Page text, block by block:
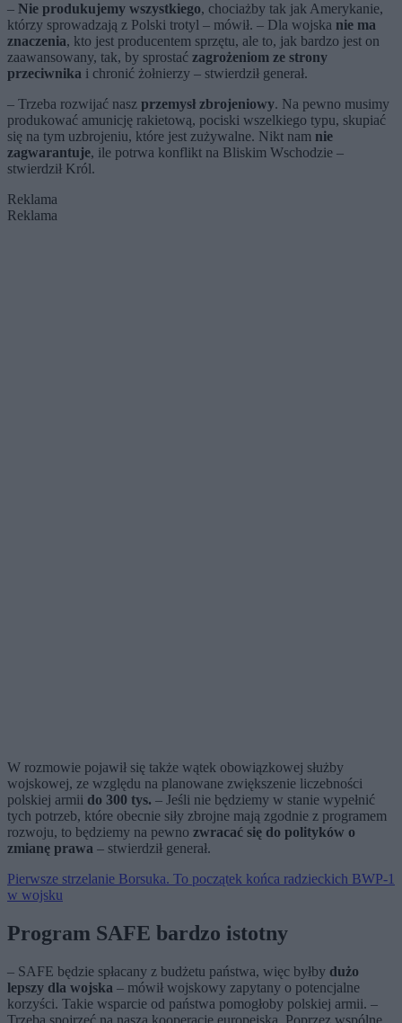
– Nie produkujemy wszystkiego, chociażby tak jak Amerykanie,
którzy sprowadzają z Polski trotyl – mówił. – Dla wojska nie ma
znaczenia, kto jest producentem sprzętu, ale to, jak bardzo jest on
zaawansowany, tak, by sprostać zagrożeniom ze strony
przeciwnika i chronić żołnierzy – stwierdził generał.
– Trzeba rozwijać nasz przemysł zbrojeniowy. Na pewno musimy
produkować amunicję rakietową, pociski wszelkiego typu, skupiać
się na tym uzbrojeniu, które jest zużywalne. Nikt nam nie
zagwarantuje, ile potrwa konflikt na Bliskim Wschodzie –
stwierdził Król.
Reklama
Reklama
W rozmowie pojawił się także wątek obowiązkowej służby
wojskowej, ze względu na planowane zwiększenie liczebności
polskiej armii do 300 tys. – Jeśli nie będziemy w stanie wypełnić
tych potrzeb, które obecnie siły zbrojne mają zgodnie z programem
rozwoju, to będziemy na pewno zwracać się do polityków o
zmianę prawa – stwierdził generał.
Pierwsze strzelanie Borsuka. To początek końca radzieckich BWP-1
w wojsku
Program SAFE bardzo istotny
– SAFE będzie spłacany z budżetu państwa, więc byłby dużo
lepszy dla wojska – mówił wojskowy zapytany o potencjalne
korzyści. Takie wsparcie od państwa pomogłoby polskiej armii. –
Trzeba spojrzeć na naszą kooperację europejską. Poprzez wspólne